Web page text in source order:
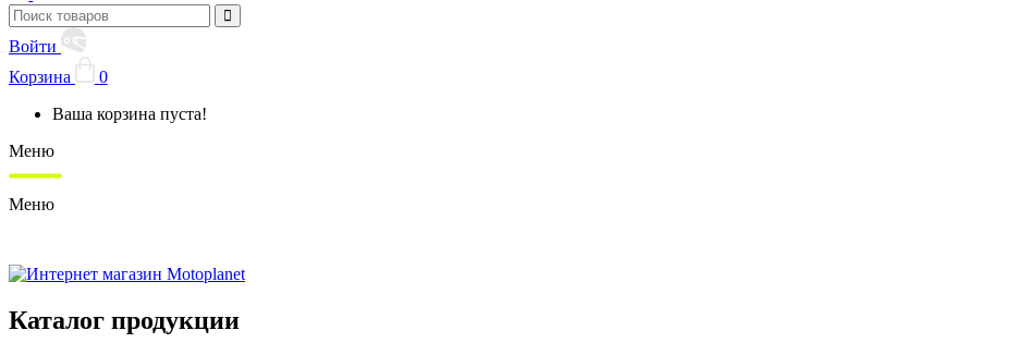
Войти
Корзина
0
Ваша корзина пуста!
Меню
Меню
Каталог продукции